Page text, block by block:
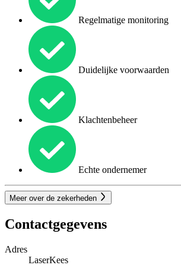
Regelmatige monitoring
Duidelijke voorwaarden
Klachtenbeheer
Echte ondernemer
Meer over de zekerheden
Contactgegevens
Adres
LaserKees